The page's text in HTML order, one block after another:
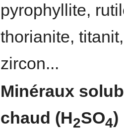
pyrophyllite,
thorianite,
zircon...
Minéraux
chaud (H2SO4)